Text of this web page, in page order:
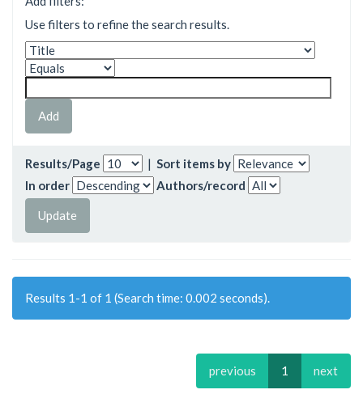
Use filters to refine the search results.
Results/Page | Sort items by
In order
Authors/record
Results 1-1 of 1 (Search time: 0.002 seconds).
previous 1 next